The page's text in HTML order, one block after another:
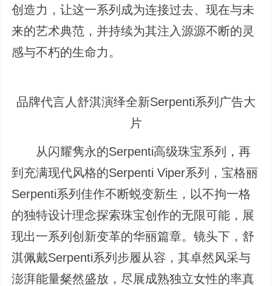
创造力，让这一系列成为连接过去、现在与未
来的艺术典范，并持续为其注入源源不断的灵
感与不朽的生命力。
品牌代言人舒淇演绎全新Serpenti系列广告大
片
从闪耀隽永的Serpenti高级珠宝系列，再
到充满现代风格的Serpenti Viper系列，宝格丽
Serpenti系列佳作不断蜕变新生，以不拘一格
的独特设计理念探索珠宝创作的无限可能，展
现出一系列创新变革的华丽篇章。镜头下，舒
淇佩戴Serpenti系列步履从容，其卓然风采与
澎湃能量粲然盛放，尽展成熟独立女性的率真